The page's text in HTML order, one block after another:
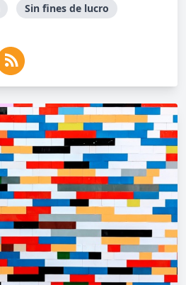
Sin fines de lucro